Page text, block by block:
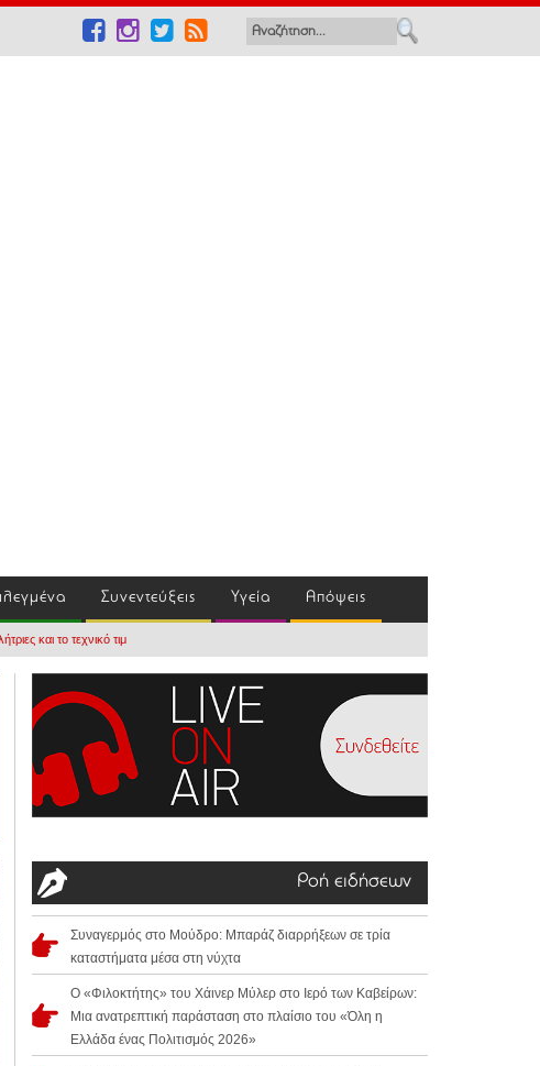
Συνεντεύξεις Υγεία Απόψεις
και το τεχνικό τιμ
Ροή ειδήσεων
Συναγερμός στο Μούδρο: Μπαράζ διαρρήξεων σε τρία
καταστήματα μέσα στη νύχτα
Ο «Φιλοκτήτης» του Χάινερ Μύλερ στο Ιερό των Καβείρων:
Μια ανατρεπτική παράσταση στο πλαίσιο του «Όλη η
Ελλάδα ένας Πολιτισμός 2026»